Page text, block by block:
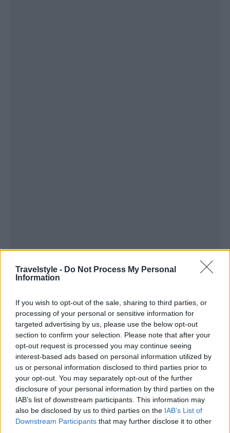
Travelstyle - Do Not Process My Personal
Information
If you wish to opt-out of the sale, sharing to third parties, or
processing of your personal or sensitive information for
targeted advertising by us, please use the below opt-out
section to confirm your selection. Please note that after your
opt-out request is processed you may continue seeing
interest-based ads based on personal information utilized by
us or personal information disclosed to third parties prior to
your opt-out. You may separately opt-out of the further
disclosure of your personal information by third parties on the
IAB’s list of downstream participants. This information may
also be disclosed by us to third parties on the IAB’s List of
Downstream Participants that may further disclose it to other
Ταξίδι στην όμορφη Κυπαρισσία με τα
λιθόστρωτα σοκάκια και την απέραντη θέα στο
Ιόνιο